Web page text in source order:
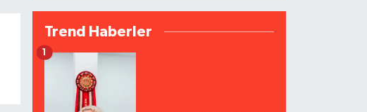
Trend Haberler
1